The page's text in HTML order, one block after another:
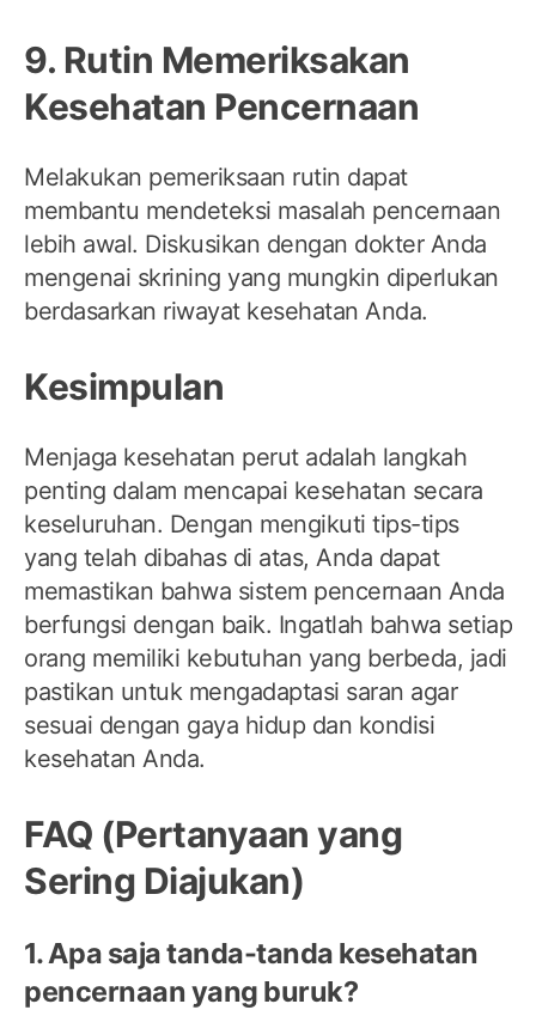
9. Rutin Memeriksakan
Kesehatan Pencernaan
Melakukan pemeriksaan rutin dapat
membantu mendeteksi masalah pencernaan
lebih awal. Diskusikan dengan dokter Anda
mengenai skrining yang mungkin diperlukan
berdasarkan riwayat kesehatan Anda.
Kesimpulan
Menjaga kesehatan perut adalah langkah
penting dalam mencapai kesehatan secara
keseluruhan. Dengan mengikuti tips-tips
yang telah dibahas di atas, Anda dapat
memastikan bahwa sistem pencernaan Anda
berfungsi dengan baik. Ingatlah bahwa setiap
orang memiliki kebutuhan yang berbeda, jadi
pastikan untuk mengadaptasi saran agar
sesuai dengan gaya hidup dan kondisi
kesehatan Anda.
FAQ (Pertanyaan yang
Sering Diajukan)
1. Apa saja tanda-tanda kesehatan
pencernaan yang buruk?